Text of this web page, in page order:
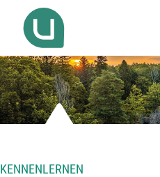
KENNENLERNEN